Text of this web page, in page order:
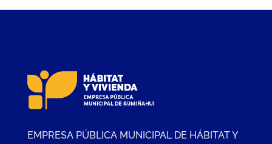
EMPRESA PÚBLICA MUNICIPAL DE HÁBITAT Y